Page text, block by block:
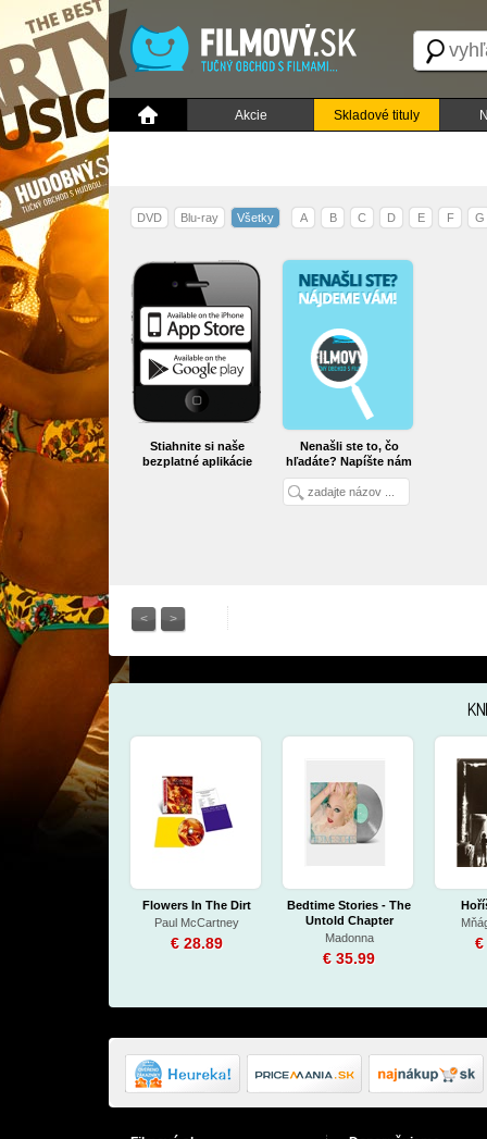
Akcie Skladové tituly
DVD Blu-ray Všetky A B C D E F G
Stiahnite si naše
bezplatné aplikácie
Nenašli ste to, čo
hľadáte? Napíšte nám
< >
Flowers In The Dirt
Paul McCartney
€ 28.89
Bedtime Stories - The
Untold Chapter
(limited Silver Vinyl)
Madonna
€ 35.99
€